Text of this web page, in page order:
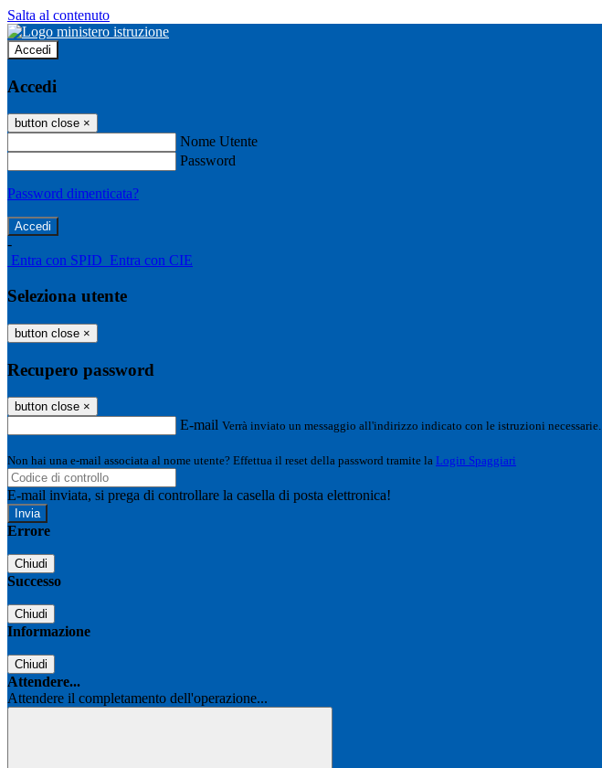
Salta al contenuto
Accedi
Accedi
button close ×
Nome Utente
Password
Password dimenticata?
-
Entra con SPID Entra con CIE
Seleziona utente
button close ×
Recupero password
button close ×
E-mail Verrà inviato un messaggio all'indirizzo indicato con le istruzioni necessarie.
Non hai una e-mail associata al nome utente? Effettua il reset della password tramite la Login Spaggiari
E-mail inviata, si prega di controllare la casella di posta elettronica!
Errore
Chiudi
Successo
Chiudi
Informazione
Chiudi
Attendere...
Attendere il completamento dell'operazione...